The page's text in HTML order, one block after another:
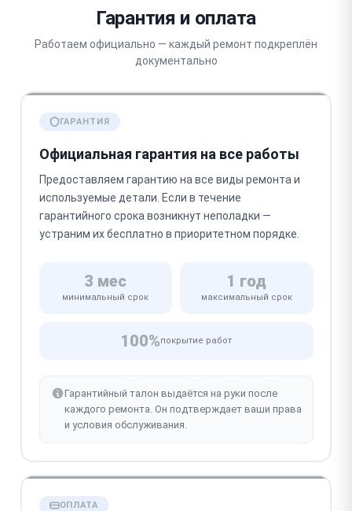
Гарантия и оплата
Работаем официально — каждый ремонт подкреплён
документально
ГАРАНТИЯ
Официальная гарантия на все работы
Предоставляем гарантию на все виды ремонта и
используемые детали. Если в течение
гарантийного срока возникнут неполадки —
устраним их бесплатно в приоритетном порядке.
3 мес
минимальный срок
1 год
максимальный срок
100%покрытие работ
Гарантийный талон выдаётся на руки после
каждого ремонта. Он подтверждает ваши права
и условия обслуживания.
ОПЛАТА